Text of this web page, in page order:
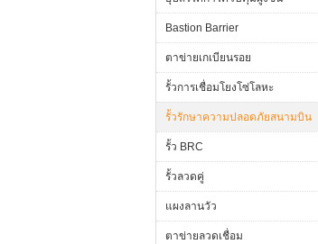
Bastion Barrier
ตาข่ายเกเบียนรอย
รั้วการเชื่อมโยงโซ่โลหะ
รั้วรักษาความปลอดภัยสนามบิน
รั้ว BRC
รั้วลวดคู่
แผงลานวัว
ตาข่ายลวดเชื่อม